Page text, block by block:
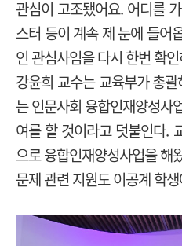
관심이 고조됐어요. 어디를
스터 등이 계속 제 눈에 들어
인 관심사임을 다시 한번 확
강윤희 교수는 교육부가 총
는 인문사회 융합인재양성사
여를 할 것이라고 덧붙인다.
으로 융합인재양성사업을 해
문제 관련 지원도 이공계 학